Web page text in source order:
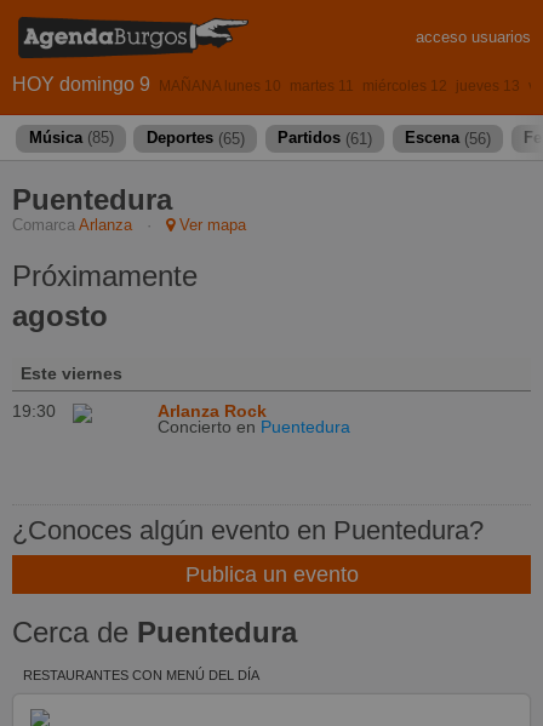
acceso usuarios
HOY domingo 9 MAÑANA lunes 10 martes 11 miércoles 12 jueves 13
Música (85) Deportes (65) Partidos (61) Escena (56)
Puentedura
Comarca Arlanza · Ver mapa
Próximamente
agosto
Este viernes
19:30
Arlanza Rock
Concierto en Puentedura
¿Conoces algún evento en Puentedura?
Publica un evento
Cerca de Puentedura
RESTAURANTES CON MENÚ DEL DÍA